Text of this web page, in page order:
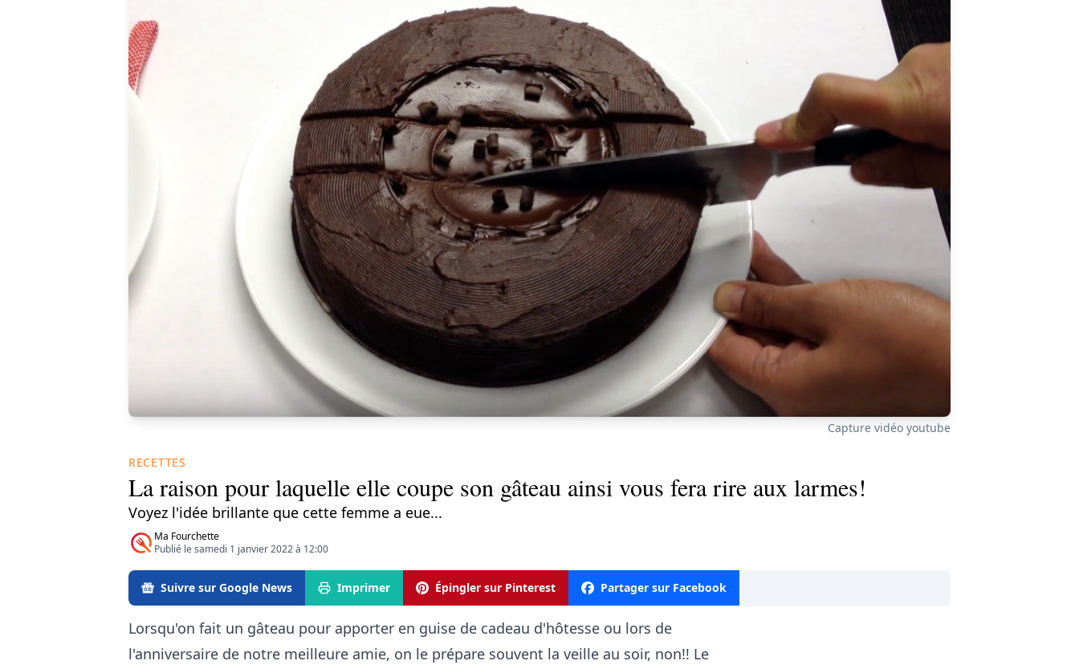
Capture vidéo youtube
RECETTES
La raison pour laquelle elle coupe son gâteau ainsi vous fera rire aux larmes!
Voyez l'idée brillante que cette femme a eue...
Ma Fourchette
Publié le samedi 1 janvier 2022 à 12:00
Suivre sur Google News Imprimer Épingler sur Pinterest Partager sur Facebook
Lorsqu'on fait un gâteau pour apporter en guise de cadeau d'hôtesse ou lors de
l'anniversaire de notre meilleure amie, on le prépare souvent la veille au soir, non!! Le